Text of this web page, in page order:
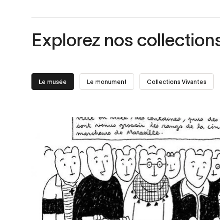
Explorez nos
Le musée Le monument Collections Vivantes